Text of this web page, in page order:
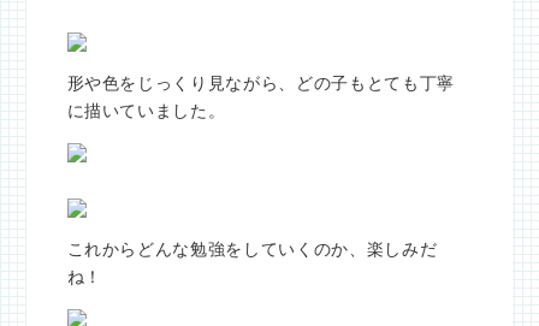
形や色をじっくり見ながら、どの子もとても丁寧
に描いていました。
これからどんな勉強をしていくのか、楽しみだ
ね！